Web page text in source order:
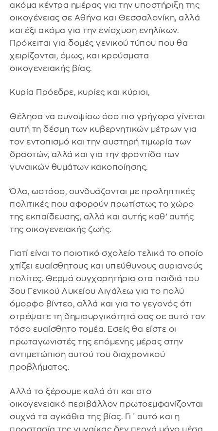
ακόμα κέντρα ημέρας για την υποστήριξη της
οικογένειας σε Αθήνα και Θεσσαλονίκη, αλλά
και έξι ακόμα για την ενίσχυση ενηλίκων.
Πρόκειται για δομές γενικού τύπου που θα
χειρίζονται, όμως, και κρούσματα
οικογενειακής βίας.
Κυρία Πρόεδρε, κυρίες και κύριοι,
Θέλησα να συνοψίσω όσο πιο γρήγορα γίνεται
αυτή τη δέσμη των κυβερνητικών μέτρων για
τον εντοπισμό και την αυστηρή τιμωρία των
δραστών, αλλά και για την φροντίδα των
γυναικών θυμάτων κακοποίησης.
Όλα, ωστόσο, συνδυάζονται με προληπτικές
πολιτικές που αφορούν πρωτίστως το χώρο
της εκπαίδευσης, αλλά και αυτής καθ’ αυτής
της οικογενειακής ζωής.
Γιατί είναι το ποιοτικό σχολείο τελικά το οποίο
χτίζει ευαίσθητους και υπεύθυνους αυριανούς
πολίτες. Θερμά συγχαρητήρια στα παιδιά του
3ου Γενικού Λυκείου Αιγάλεω για το πολύ
όμορφο βίντεο, αλλά και για το γεγονός ότι
στρέψατε τη δημιουργικότητά σας σε αυτό τον
τόσο ευαίσθητο τομέα. Εσείς θα είστε οι
πρωταγωνιστές της επόμενης μέρας στην
αντιμετώπιση αυτού του διαχρονικού
προβλήματος.
Αλλά το ξέρουμε καλά ότι και στο
οικογενειακό περιβάλλον πρωτοεμφανίζονται
συχνά τα αγκάθια της βίας. Γι΄ αυτό και η
προστασία της γυναίκας δεν περνά μόνο μέσα